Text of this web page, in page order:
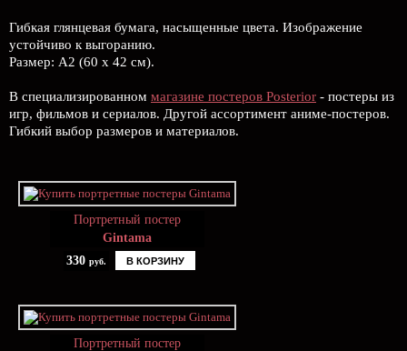
Гибкая глянцевая бумага, насыщенные цвета. Изображение
устойчиво к выгоранию.
Размер: А2 (60 х 42 см).
В специализированном магазине постеров Posterior - постеры из
игр, фильмов и сериалов. Другой ассортимент аниме-постеров.
Гибкий выбор размеров и материалов.
Портретный постер
Gintama
330 руб. В КОРЗИНУ
Портретный постер